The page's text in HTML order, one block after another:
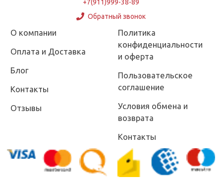
+7(911)999-38-89
Обратный звонок
О компании
Оплата и Доставка
Блог
Контакты
Отзывы
Политика
конфиденциальности
и оферта
Пользовательское
соглашение
Условия обмена и
возврата
Контакты